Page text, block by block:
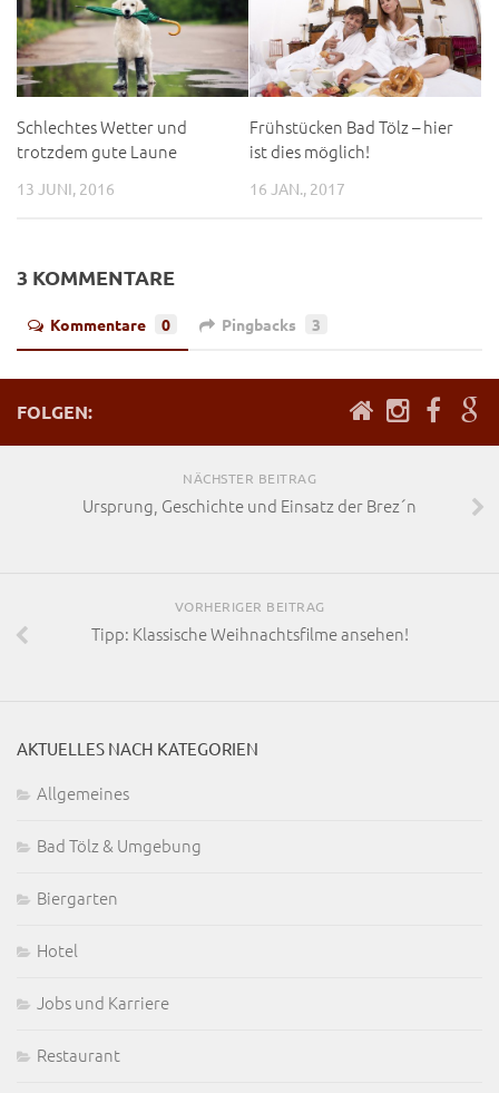
Schlechtes Wetter und
trotzdem gute Laune
13 JUNI, 2016
Frühstücken Bad Tölz – hier
ist dies möglich!
16 JAN., 2017
3 KOMMENTARE
Kommentare 0 Pingbacks 3
FOLGEN:
NÄCHSTER BEITRAG
Ursprung, Geschichte und Einsatz der Brez´n
VORHERIGER BEITRAG
Tipp: Klassische Weihnachtsfilme ansehen!
AKTUELLES NACH KATEGORIEN
Allgemeines
Bad Tölz & Umgebung
Biergarten
Hotel
Jobs und Karriere
Restaurant